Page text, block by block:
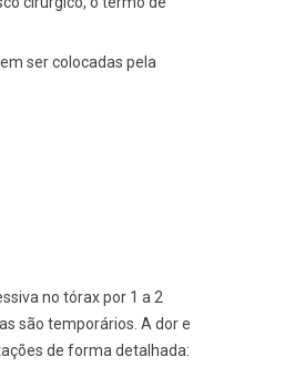
ser colocadas pela
no tórax por 1 a 2
são temporários. A dor e
de forma detalhada: